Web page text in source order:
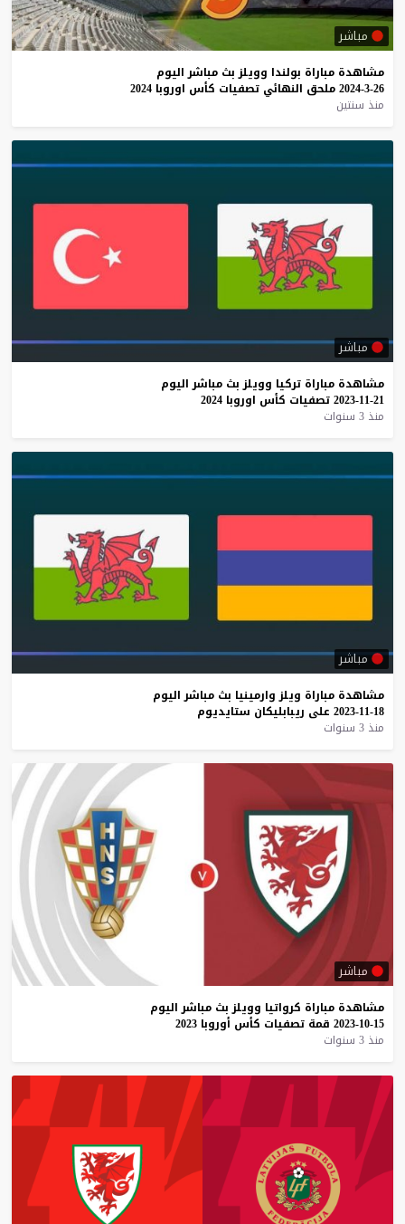
مباشر
مشاهدة مباراة بولندا وويلز بث مباشر اليوم
26-3-2024
ملحق النهائي تصفيات كأس اوروبا 2024
منذ سنتين
مباشر
مشاهدة مباراة تركيا وويلز بث مباشر اليوم
21-11-2023
تصفيات كأس اوروبا 2024
منذ 3 سنوات
مباشر
مشاهدة مباراة ويلز وارمينيا بث مباشر اليوم
18-11-2023
على ريبابليكان ستايديوم
منذ 3 سنوات
مباشر
مشاهدة مباراة كرواتيا وويلز بث مباشر اليوم
15-10-2023
قمة تصفيات كأس أوروبا 2023
منذ 3 سنوات